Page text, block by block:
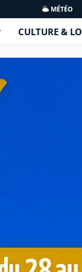
MÉTÉO
CULTURE &